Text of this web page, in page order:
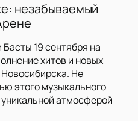
незабываемый
19 сентября на
хитов и новых
Не
этого музыкального
атмосферой